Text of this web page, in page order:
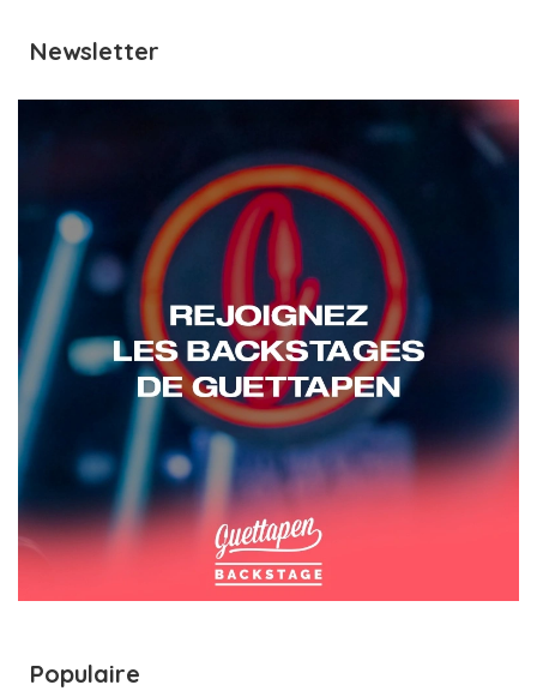
Newsletter
Populaire